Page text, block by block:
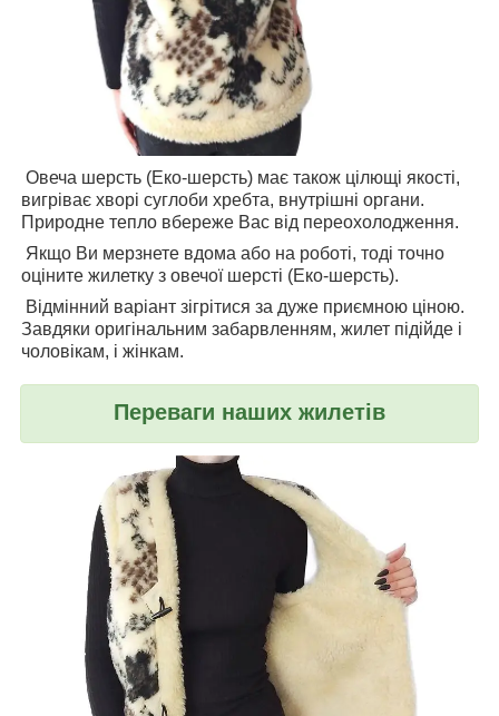
Овеча шерсть (Еко-шерсть) має також цілющі якості,
вигріває хворі суглоби хребта, внутрішні органи.
Природне тепло вбереже Вас від переохолодження.
Якщо Ви мерзнете вдома або на роботі, тоді точно
оціните жилетку з овечої шерсті (Еко-шерсть).
Відмінний варіант зігрітися за дуже приємною ціною.
Завдяки оригінальним забарвленням, жилет підійде і
чоловікам, і жінкам.
Переваги наших жилетів